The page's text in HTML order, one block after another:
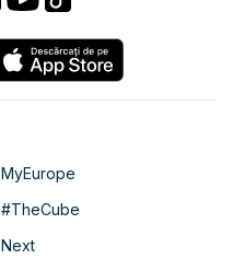
MyEurope
#TheCube
Next